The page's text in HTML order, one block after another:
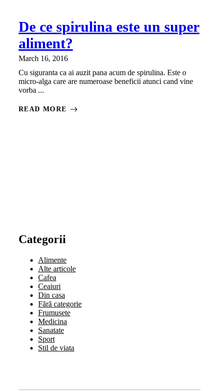
De ce spirulina este un super
aliment?
March 16, 2016
Cu siguranta ca ai auzit pana acum de spirulina. Este o
micro-alga care are numeroase beneficii atunci cand vine
vorba ...
READ MORE
Categorii
Alimente
Alte articole
Cafea
Ceaiuri
Din casa
Fără categorie
Frumusete
Medicina
Sanatate
Sport
Stil de viata